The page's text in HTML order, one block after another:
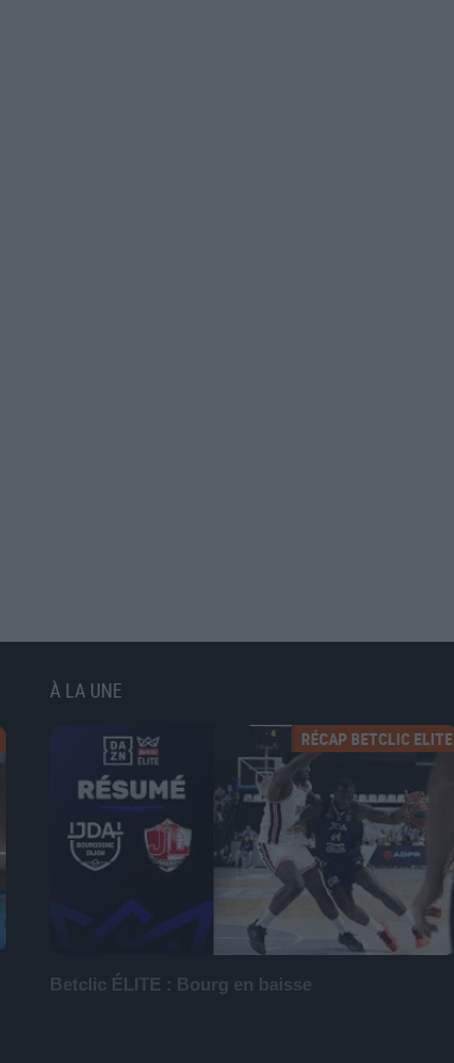
À LA UNE
RÉCAP BETCLIC ELITE
Betclic ÉLITE : Bourg en baisse